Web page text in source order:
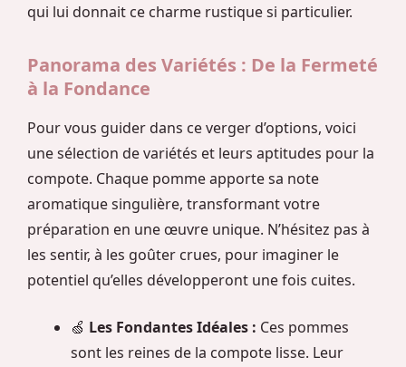
qui lui donnait ce charme rustique si particulier.
Panorama des Variétés : De la Fermeté
à la Fondance
Pour vous guider dans ce verger d’options, voici
une sélection de variétés et leurs aptitudes pour la
compote. Chaque pomme apporte sa note
aromatique singulière, transformant votre
préparation en une œuvre unique. N’hésitez pas à
les sentir, à les goûter crues, pour imaginer le
potentiel qu’elles développeront une fois cuites.
🍏 Les Fondantes Idéales : Ces pommes
sont les reines de la compote lisse. Leur